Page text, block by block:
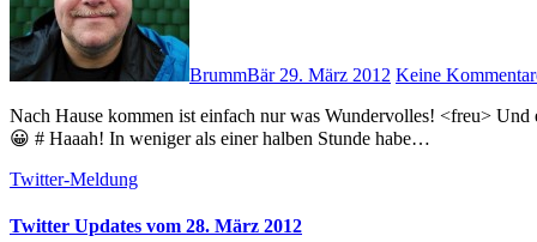
BrummBär 29. März 2012 Keine
Nach Hause kommen ist einfach nur was Wundervolles! <freu> Und eine süße Überraschung auf dem Notebook vorfinden ist noch geiler!
😀 # Haaah! In weniger als einer halben Stunde habe…
Twitter-Meldung
Twitter Updates vom 28. März 2012